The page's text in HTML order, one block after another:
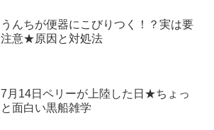
うんちが便器にこびりつく！？実は要
注意★原因と対処法
7月14日ペリーが上陸した日★ちょっ
と面白い黒船雑学